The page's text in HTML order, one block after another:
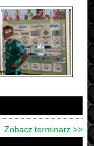
Zobacz terminarz >>